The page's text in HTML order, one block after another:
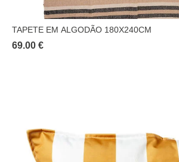
TAPETE EM ALGODÃO 180X240CM
69.00 €